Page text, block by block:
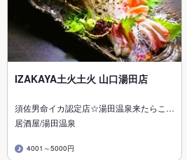
IZAKAYA土火土火 山口湯田店
須佐男命イカ認定店☆湯田温泉来たらこ…
居酒屋/湯田温泉
4001～5000円